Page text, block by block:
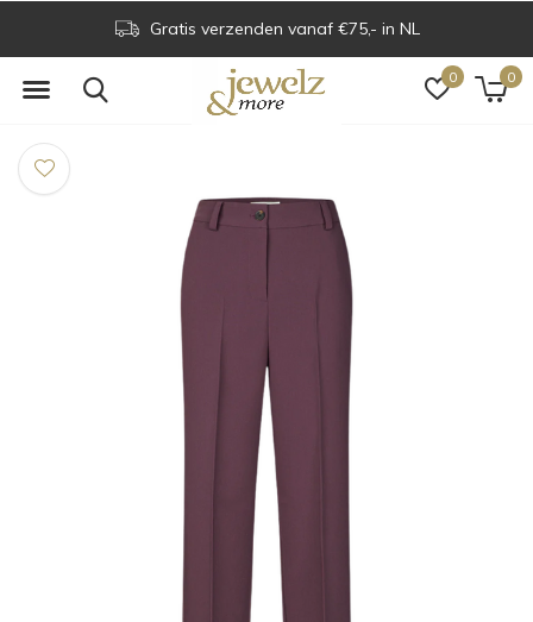
0 0
Gratis verzenden vanaf €75,- in NL